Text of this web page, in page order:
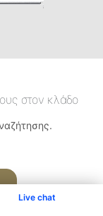
Live chat
στον κλάδο